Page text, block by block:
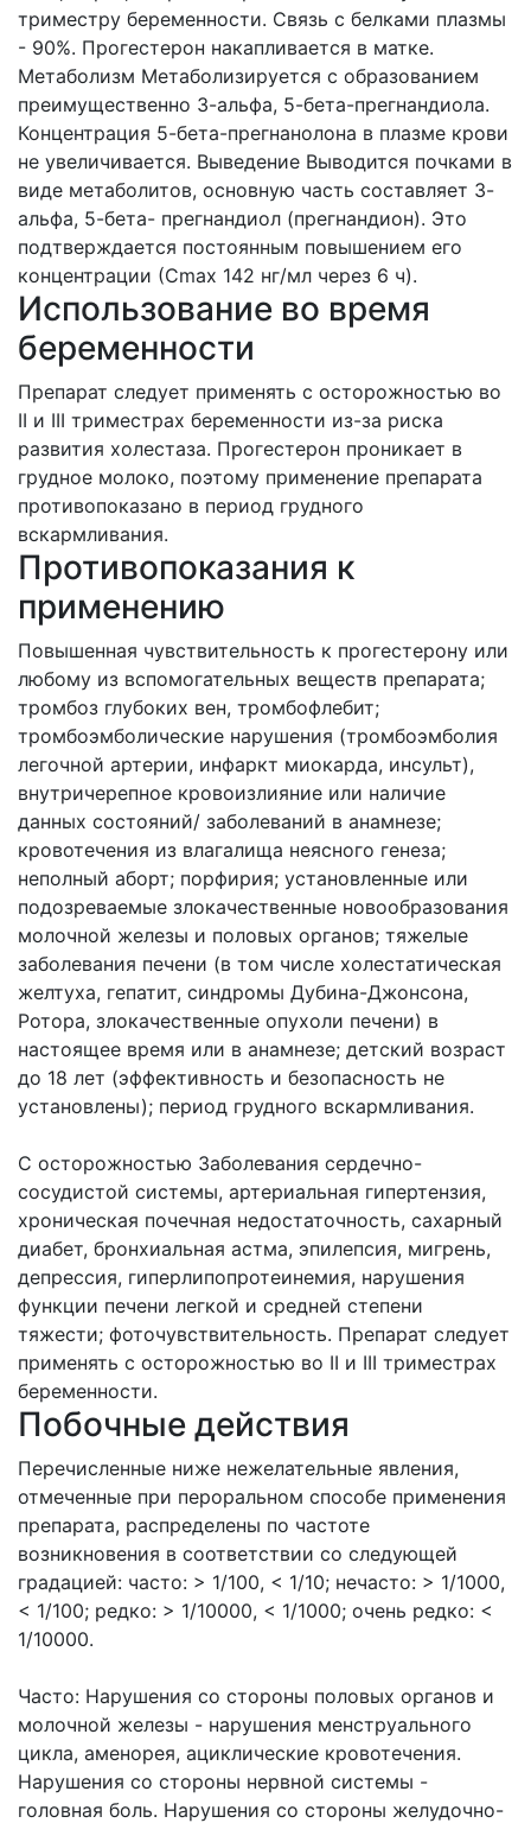
триместру беременности. Связь с белками плазмы
- 90%. Прогестерон накапливается в матке.
Метаболизм Метаболизируется с образованием
преимущественно 3-альфа, 5-бета-прегнандиола.
Концентрация 5-бета-прегнанолона в плазме крови
не увеличивается. Выведение Выводится почками в
виде метаболитов, основную часть составляет 3-
альфа, 5-бета- прегнандиол (прегнандион). Это
подтверждается постоянным повышением его
концентрации (Сmах 142 нг/мл через 6 ч).
Использование во время
беременности
Препарат следует применять с осторожностью во
II и III триместрах беременности из-за риска
развития холестаза. Прогестерон проникает в
грудное молоко, поэтому применение препарата
противопоказано в период грудного
вскармливания.
Противопоказания к
применению
Повышенная чувствительность к прогестерону или
любому из вспомогательных веществ препарата;
тромбоз глубоких вен, тромбофлебит;
тромбоэмболические нарушения (тромбоэмболия
легочной артерии, инфаркт миокарда, инсульт),
внутричерепное кровоизлияние или наличие
данных состояний/ заболеваний в анамнезе;
кровотечения из влагалища неясного генеза;
неполный аборт; порфирия; установленные или
подозреваемые злокачественные новообразования
молочной железы и половых органов; тяжелые
заболевания печени (в том числе холестатическая
желтуха, гепатит, синдромы Дубина-Джонсона,
Ротора, злокачественные опухоли печени) в
настоящее время или в анамнезе; детский возраст
до 18 лет (эффективность и безопасность не
установлены); период грудного вскармливания.
С осторожностью Заболевания сердечно-
сосудистой системы, артериальная гипертензия,
хроническая почечная недостаточность, сахарный
диабет, бронхиальная астма, эпилепсия, мигрень,
депрессия, гиперлипопротеинемия, нарушения
функции печени легкой и средней степени
тяжести; фоточувствительность. Препарат следует
применять с осторожностью во II и III триместрах
беременности.
Побочные действия
Перечисленные ниже нежелательные явления,
отмеченные при пероральном способе применения
препарата, распределены по частоте
возникновения в соответствии со следующей
градацией: часто: > 1/100, < 1/10; нечасто: > 1/1000,
< 1/100; редко: > 1/10000, < 1/1000; очень редко: <
1/10000.
Часто: Нарушения со стороны половых органов и
молочной железы - нарушения менструального
цикла, аменорея, ациклические кровотечения.
Нарушения со стороны нервной системы -
головная боль. Нарушения со стороны желудочно-